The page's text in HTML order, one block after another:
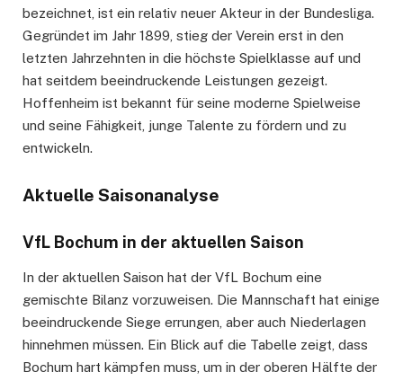
bezeichnet, ist ein relativ neuer Akteur in der Bundesliga.
Gegründet im Jahr 1899, stieg der Verein erst in den
letzten Jahrzehnten in die höchste Spielklasse auf und
hat seitdem beeindruckende Leistungen gezeigt.
Hoffenheim ist bekannt für seine moderne Spielweise
und seine Fähigkeit, junge Talente zu fördern und zu
entwickeln.
Aktuelle Saisonanalyse
VfL Bochum in der aktuellen Saison
In der aktuellen Saison hat der VfL Bochum eine
gemischte Bilanz vorzuweisen. Die Mannschaft hat einige
beeindruckende Siege errungen, aber auch Niederlagen
hinnehmen müssen. Ein Blick auf die Tabelle zeigt, dass
Bochum hart kämpfen muss, um in der oberen Hälfte der